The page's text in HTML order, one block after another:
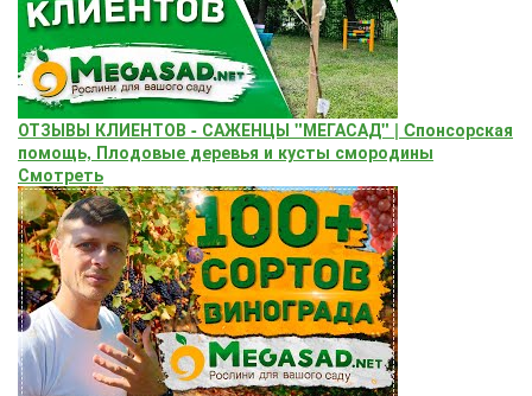
ОТЗЫВЫ КЛИЕНТОВ - САЖЕНЦЫ "МЕГАСАД" | Cпонсорская
помощь, Плодовые деревья и кусты смородины
Смотреть